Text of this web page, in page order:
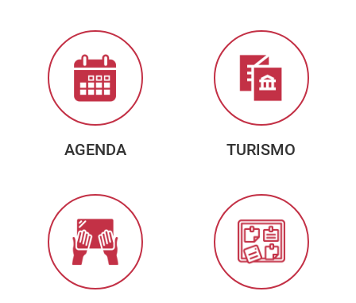
AGENDA TURISMO
TRANSPARENCIA
TABLÓN DE
ANUNCIOS